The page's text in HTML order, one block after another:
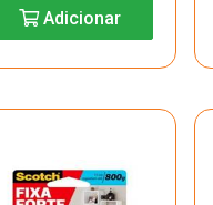
Adicionar